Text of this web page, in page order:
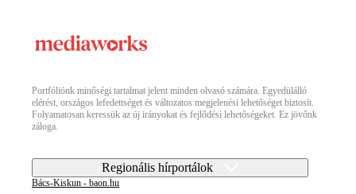
Portfóliónk minőségi tartalmat jelent minden olvasó számára. Egyedülálló
elérést, országos lefedettséget és változatos megjelenési lehetőséget biztosít.
Folyamatosan keressük az új irányokat és fejlődési lehetőségeket. Ez jövőnk
záloga.
Regionális hírportálok
Bács-Kiskun - baon.hu